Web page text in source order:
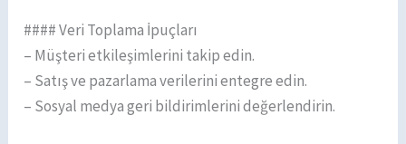
#### Veri Toplama İpuçları
– Müşteri etkileşimlerini takip edin.
– Satış ve pazarlama verilerini entegre edin.
– Sosyal medya geri bildirimlerini değerlendirin.